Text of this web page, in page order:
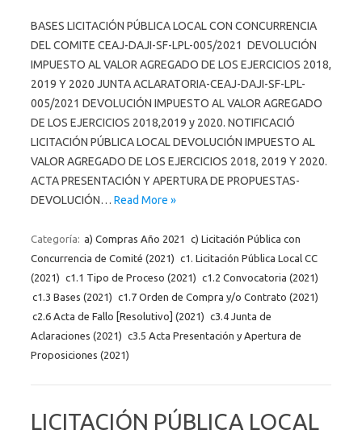
BASES LICITACIÓN PÚBLICA LOCAL CON CONCURRENCIA
DEL COMITE CEAJ-DAJI-SF-LPL-005/2021 DEVOLUCIÓN
IMPUESTO AL VALOR AGREGADO DE LOS EJERCICIOS 2018,
2019 Y 2020 JUNTA ACLARATORIA-CEAJ-DAJI-SF-LPL-
005/2021 DEVOLUCIÓN IMPUESTO AL VALOR AGREGADO
DE LOS EJERCICIOS 2018,2019 y 2020. NOTIFICACIÓ
LICITACIÓN PÚBLICA LOCAL DEVOLUCIÓN IMPUESTO AL
VALOR AGREGADO DE LOS EJERCICIOS 2018, 2019 Y 2020.
ACTA PRESENTACIÓN Y APERTURA DE PROPUESTAS-
DEVOLUCIÓN… Read More »
Categoría: a) Compras Año 2021
c) Licitación Pública con
Concurrencia de Comité (2021) c1. Licitación Pública Local CC
(2021) c1.1 Tipo de Proceso (2021) c1.2 Convocatoria (2021)
c1.3 Bases (2021) c1.7 Orden de Compra y/o Contrato (2021)
c2.6 Acta de Fallo [Resolutivo] (2021) c3.4 Junta de
Aclaraciones (2021) c3.5 Acta Presentación y Apertura de
Proposiciones (2021)
LICITACIÓN PÚBLICA LOCAL